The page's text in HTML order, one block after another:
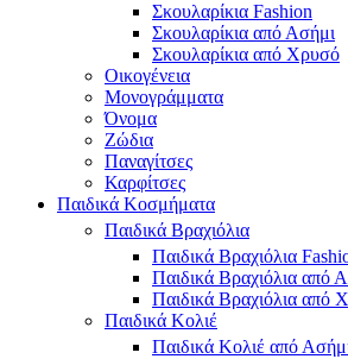
Σκουλαρίκια Fashion
Σκουλαρίκια από Ασήμι
Σκουλαρίκια από Χρυσό
Οικογένεια
Μονογράμματα
Όνομα
Ζώδια
Παναγίτσες
Καρφίτσες
Παιδικά Κοσμήματα
Παιδικά Βραχιόλια
Παιδικά Βραχιόλια
Παιδικά Βραχιόλια από
Παιδικά Βραχιόλια από
Παιδικά Κολιέ
Παιδικά Κολιέ από